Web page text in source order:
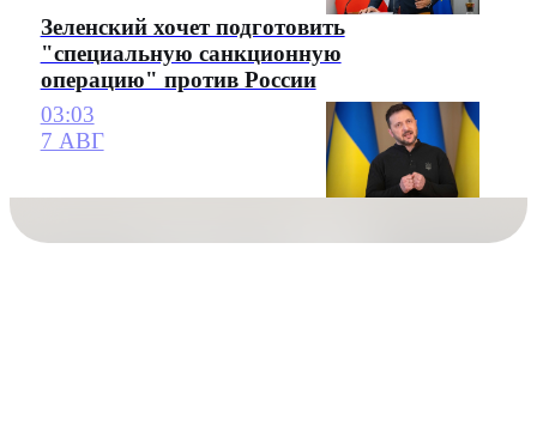
Зеленский хочет подготовить
"специальную санкционную
операцию" против России
03:03
7 АВГ